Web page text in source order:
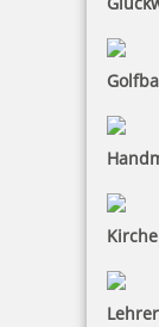
Freunde und
Sichtfenster
außerdem
Stempel zum